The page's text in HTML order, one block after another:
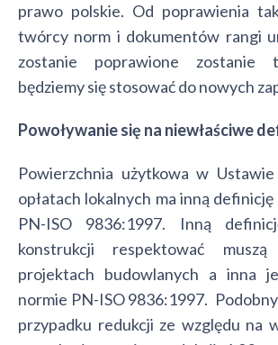
prawo polskie. Od poprawienia
twórcy norm i dokumentów rangi
zostanie poprawione zostanie
będziemy się stosować do nowych
Powoływanie się na niewłaściwe
Powierzchnia użytkowa w
opłatach lokalnych ma inną
PN-ISO 9836:1997. Inną
konstrukcji respektować
projektach budowlanych a inna
normie PN-ISO 9836:1997.
przypadku redukcji ze względu na